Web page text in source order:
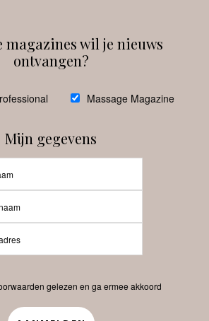
Pro.nl
Contact
magazines wil je nieuws
ontvangen?
Massage Magazine
Mijn gegevens
gelezen en ga ermee akkoord